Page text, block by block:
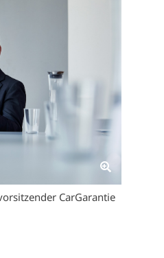
CarGarantie